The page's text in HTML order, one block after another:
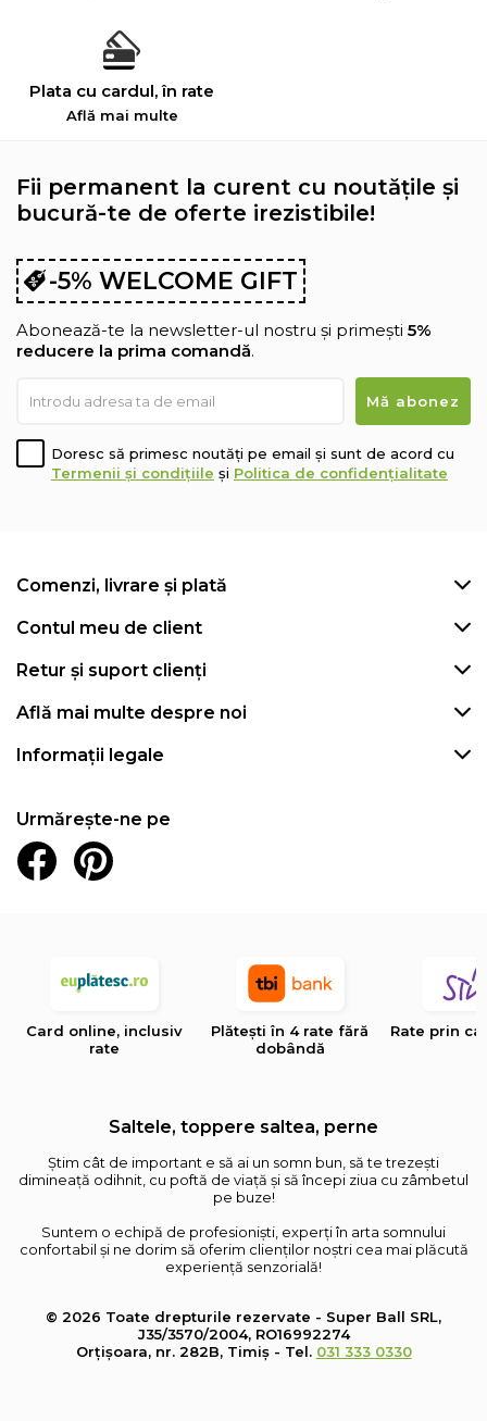
Plata cu cardul, în rate
Află mai multe
Fii permanent la curent cu noutățile și
bucură-te de oferte irezistibile!
-5% WELCOME GIFT
Abonează-te la newsletter-ul nostru și primești 5%
reducere la prima comandă.
Doresc să primesc noutăți pe email și sunt de acord cu
Termenii și condițiile și Politica de confidențialitate
Comenzi, livrare și plată
Contul meu de client
Retur și suport clienți
Află mai multe despre noi
Informații legale
Urmărește-ne pe
Card online, inclusiv
rate
Plătești în 4 rate fără
dobândă
Rate prin
Saltele, toppere saltea, perne
Știm cât de important e să ai un somn bun, să te trezești
dimineață odihnit, cu poftă de viață și să începi ziua cu zâmbetul
pe buze!
Suntem o echipă de profesioniști, experți în arta somnului
confortabil și ne dorim să oferim clienților noștri cea mai plăcută
experiență senzorială!
© 2026 Toate drepturile rezervate - Super Ball SRL,
J35/3570/2004, RO16992274
Orțișoara, nr. 282B, Timiș - Tel. 031 333 0330